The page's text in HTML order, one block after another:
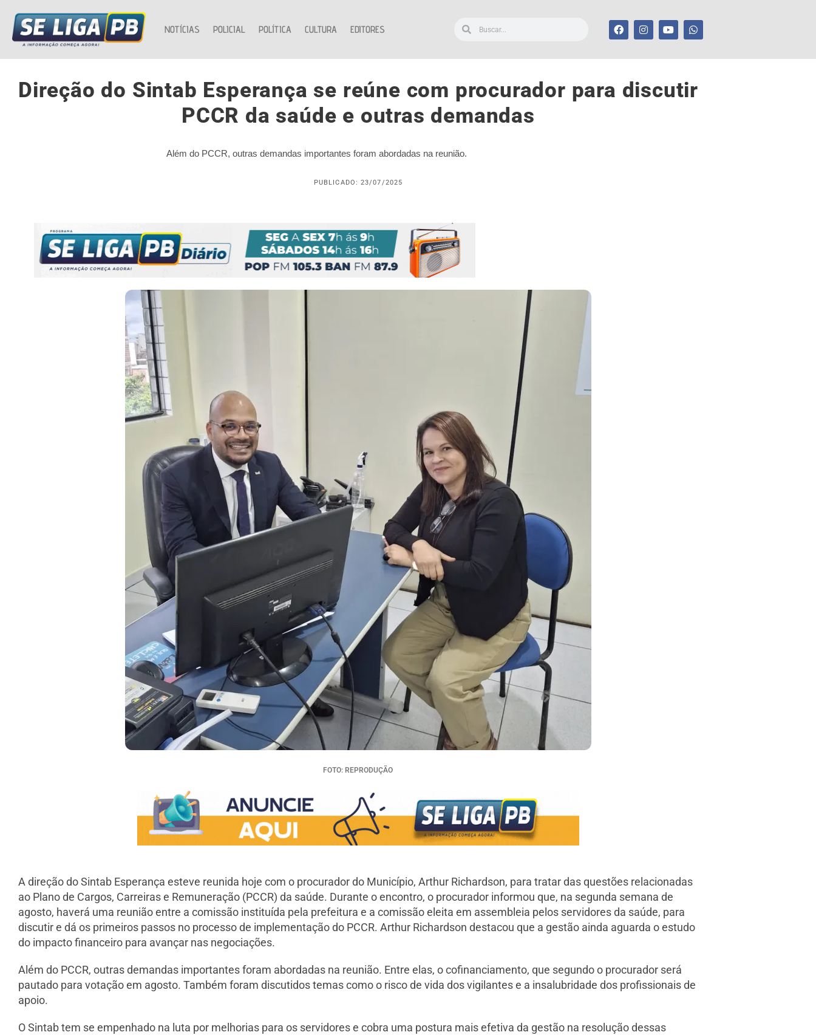
NOTÍCIAS POLICIAL POLÍTICA CULTURA EDITORES
Direção do Sintab Esperança se reúne com procurador para discutir
PCCR da saúde e outras demandas
Além do PCCR, outras demandas importantes foram abordadas na reunião.
PUBLICADO: 23/07/2025
FOTO: REPRODUÇÃO
A direção do Sintab Esperança esteve reunida hoje com o procurador do Município, Arthur Richardson, para tratar das questões relacionadas
ao Plano de Cargos, Carreiras e Remuneração (PCCR) da saúde. Durante o encontro, o procurador informou que, na segunda semana de
agosto, haverá uma reunião entre a comissão instituída pela prefeitura e a comissão eleita em assembleia pelos servidores da saúde, para
discutir e dá os primeiros passos no processo de implementação do PCCR. Arthur Richardson destacou que a gestão ainda aguarda o estudo
do impacto financeiro para avançar nas negociações.
Além do PCCR, outras demandas importantes foram abordadas na reunião. Entre elas, o cofinanciamento, que segundo o procurador será
pautado para votação em agosto. Também foram discutidos temas como o risco de vida dos vigilantes e a insalubridade dos profissionais de
apoio.
O Sintab tem se empenhado na luta por melhorias para os servidores e cobra uma postura mais efetiva da gestão na resolução dessas